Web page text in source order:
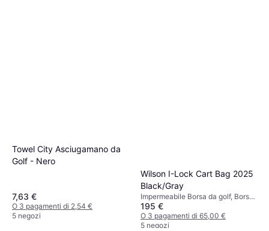
Towel City Asciugamano da
Golf - Nero
7,63 €
O 3 pagamenti di 2,54 €
5 negozi
Wilson I-Lock Cart Bag 2025
Black/Gray
Impermeabile Borsa da golf, Borsa
Carrello
195 €
O 3 pagamenti di 65,00 €
5 negozi